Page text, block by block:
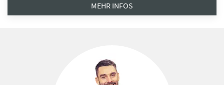
MEHR INFOS